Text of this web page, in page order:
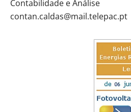
Contabilidade e Análise
contan.caldas@mail.telepac.pt